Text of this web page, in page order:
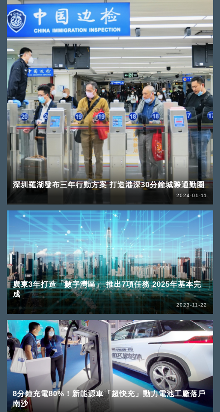
深圳羅湖發布三年行動方案 打造港深30分鐘城際通勤圈
2024-01-11
廣東3年打造「數字灣區」 推出7項任務 2025年基本完
成
2023-11-22
8分鐘充電80%！新能源車「超快充」動力電池工廠落戶
南沙